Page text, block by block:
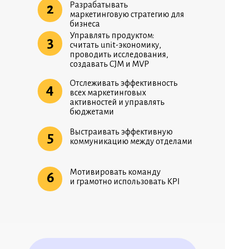
Разрабатывать
маркетинговую стратегию для
бизнеса
2
Управлять продуктом:
считать unit-экономику,
проводить исследования,
создавать CJM и MVP
3
Отслеживать эффективность
всех маркетинговых
активностей и управлять
бюджетами
4
Выстраивать эффективную
коммуникацию между отделами
5
Мотивировать команду
и грамотно использовать KPI
6